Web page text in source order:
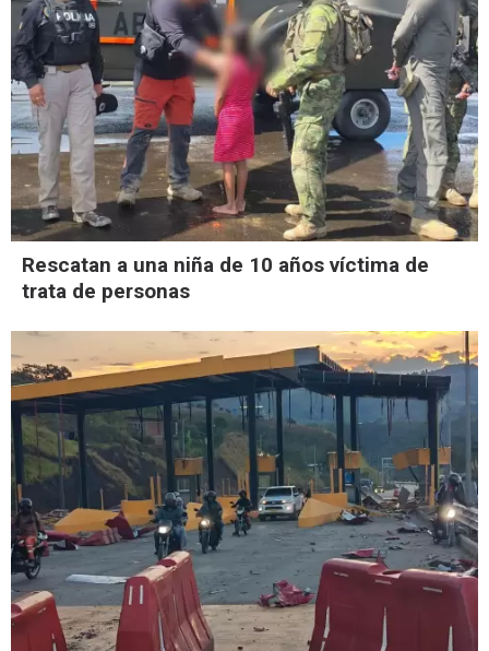
Rescatan a una niña de 10 años víctima de
trata de personas